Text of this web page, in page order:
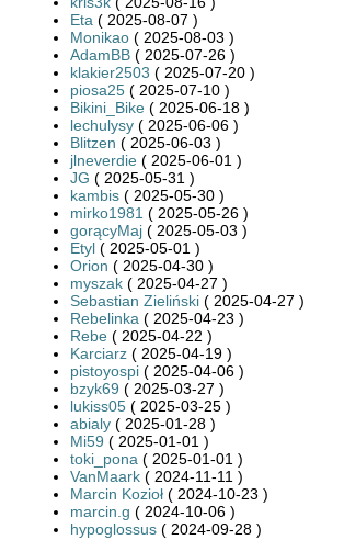
Eta ( 2025-08-07 )
Monikao ( 2025-08-03 )
AdamBB ( 2025-07-26 )
klakier2503 ( 2025-07-20 )
piosa25 ( 2025-07-10 )
Bikini_Bike ( 2025-06-18 )
lechulysy ( 2025-06-06 )
Blitzen ( 2025-06-03 )
jlneverdie ( 2025-06-01 )
JG ( 2025-05-31 )
kambis ( 2025-05-30 )
mirko1981 ( 2025-05-26 )
gorącyMaj ( 2025-05-03 )
Etyl ( 2025-05-01 )
Orion ( 2025-04-30 )
myszak ( 2025-04-27 )
Sebastian Zieliński ( 2025-04-27 )
Rebelinka ( 2025-04-23 )
Rebe ( 2025-04-22 )
Karciarz ( 2025-04-19 )
pistoyospi ( 2025-04-06 )
bzyk69 ( 2025-03-27 )
lukiss05 ( 2025-03-25 )
abialy ( 2025-01-28 )
Mi59 ( 2025-01-01 )
toki_pona ( 2025-01-01 )
VanMaark ( 2024-11-11 )
Marcin Kozioł ( 2024-10-23 )
marcin.g ( 2024-10-06 )
hypoglossus ( 2024-09-28 )